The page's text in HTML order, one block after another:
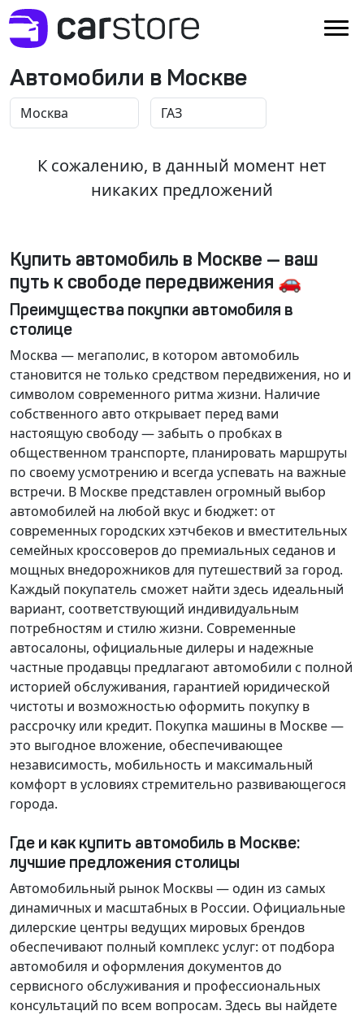
Автомобили в Москве
К сожалению, в данный момент нет
никаких предложений
Купить автомобиль в Москве — ваш
путь к свободе передвижения 🚗
Преимущества покупки автомобиля в
столице
Москва — мегаполис, в котором автомобиль
становится не только средством передвижения, но и
символом современного ритма жизни. Наличие
собственного авто открывает перед вами
настоящую свободу — забыть о пробках в
общественном транспорте, планировать маршруты
по своему усмотрению и всегда успевать на важные
встречи. В Москве представлен огромный выбор
автомобилей на любой вкус и бюджет: от
современных городских хэтчбеков и вместительных
семейных кроссоверов до премиальных седанов и
мощных внедорожников для путешествий за город.
Каждый покупатель сможет найти здесь идеальный
вариант, соответствующий индивидуальным
потребностям и стилю жизни. Современные
автосалоны, официальные дилеры и надежные
частные продавцы предлагают автомобили с полной
историей обслуживания, гарантией юридической
чистоты и возможностью оформить покупку в
рассрочку или кредит. Покупка машины в Москве —
это выгодное вложение, обеспечивающее
независимость, мобильность и максимальный
комфорт в условиях стремительно развивающегося
города.
Где и как купить автомобиль в Москве:
лучшие предложения столицы
Автомобильный рынок Москвы — один из самых
динамичных и масштабных в России. Официальные
дилерские центры ведущих мировых брендов
обеспечивают полный комплекс услуг: от подбора
автомобиля и оформления документов до
сервисного обслуживания и профессиональных
консультаций по всем вопросам. Здесь вы найдете